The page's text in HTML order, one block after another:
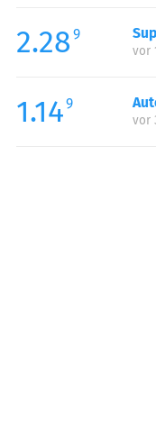
2.28 9
vor
1.149
vor